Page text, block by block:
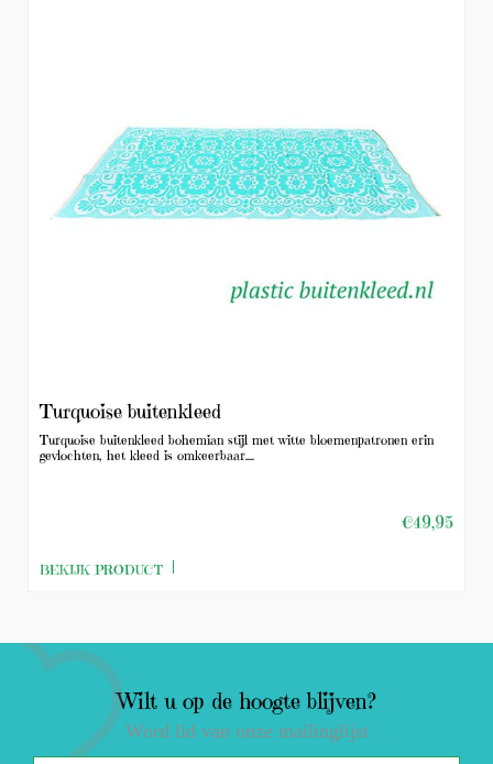
Turquoise buitenkleed
Turquoise buitenkleed bohemian stijl met witte bloemenpatronen erin
gevlochten, het kleed is omkeerbaar....
€49,95
BEKIJK PRODUCT
Wilt u op de hoogte blijven?
Word lid van onze mailinglijst